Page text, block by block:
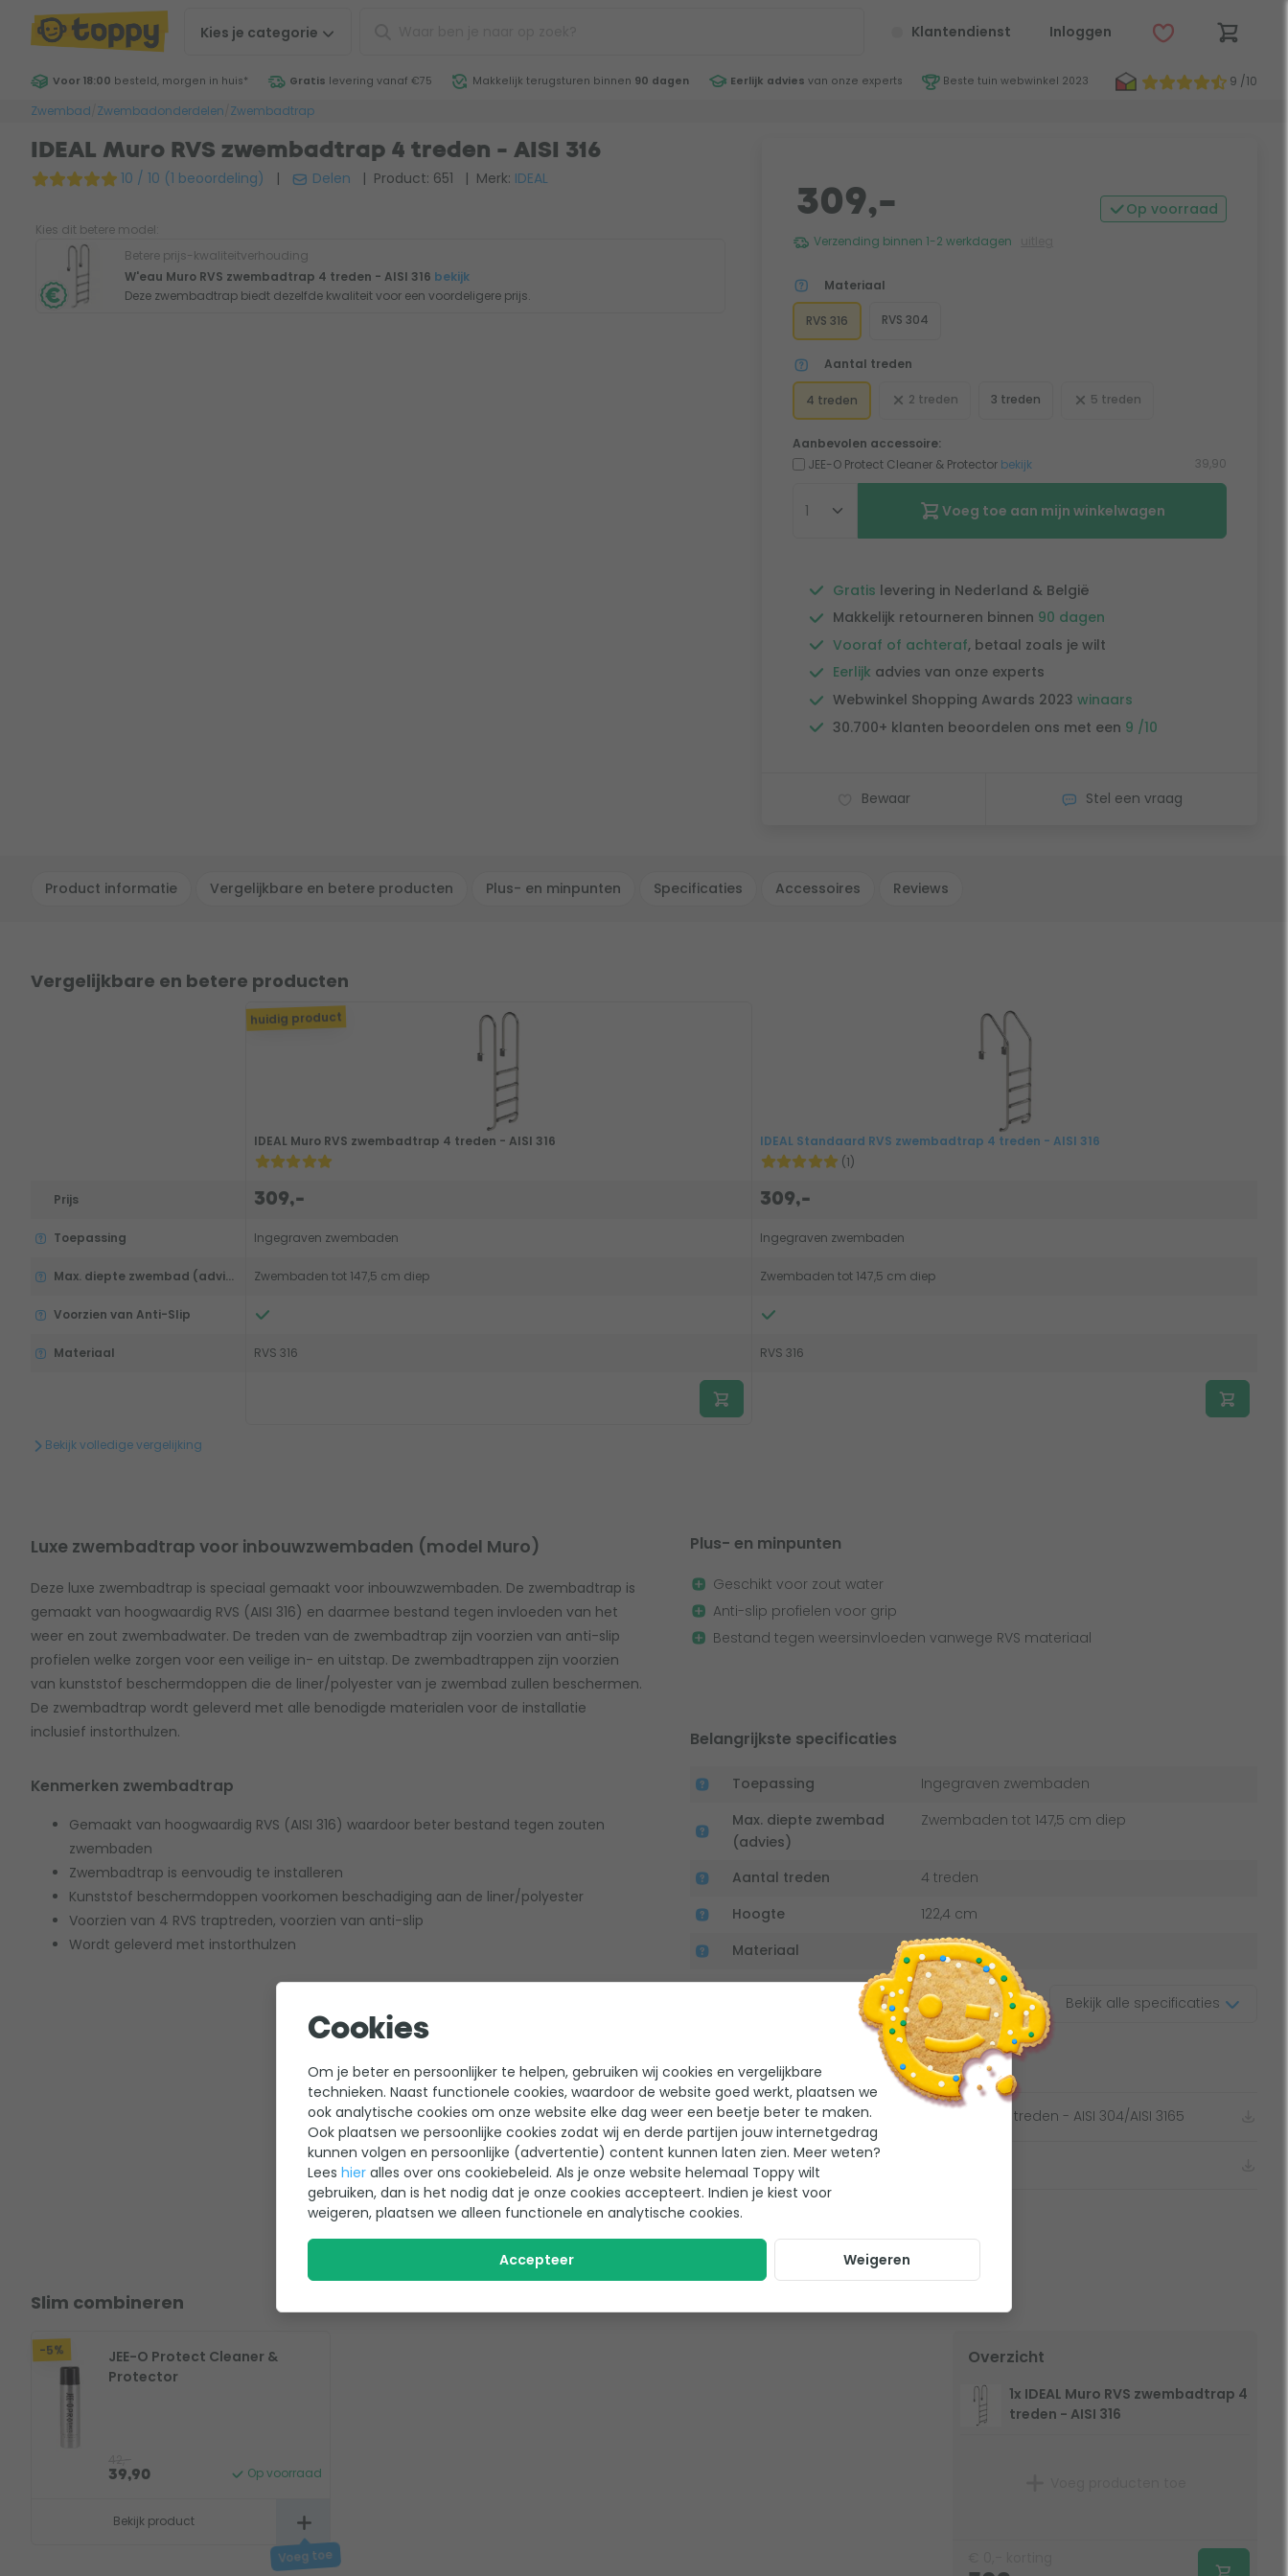
Kies je categorie Klantendienst Inloggen
Voor 18:00 besteld, morgen in huis* Gratis levering vanaf €75 Makkelijk terugsturen binnen 90 dagen Eerlijk advies van onze experts Beste tuin webwinkel 2023
9 /10
Zwembad Zwembadonderdelen Zwembadtrap
IDEAL Muro RVS zwembadtrap 4 treden - AISI 316
10 / 10 (1 beoordeling) | Delen | Product: 651 | Merk: IDEAL
Kies dit betere model:
Betere prijs-kwaliteitverhouding
W'eau Muro RVS zwembadtrap 4 treden - AISI 316 bekijk
Deze zwembadtrap biedt dezelfde kwaliteit voor een voordeligere prijs.
309,- Op voorraad
Verzending binnen 1-2 werkdagen
Materiaal
RVS 316 RVS 304
Aantal treden
4 treden 2 treden 3 treden 5 treden
Aanbevolen accessoire:
JEE-O Protect Cleaner & Protector bekijk 39,90
Voeg toe aan mijn winkelwagen
Gratis levering in Nederland & België
Makkelijk retourneren binnen 90 dagen
Vooraf of achteraf, betaal zoals je wilt
Eerlijk advies van onze experts
Webwinkel Shopping Awards 2023 winaars
30.700+ klanten beoordelen ons met een 9 /10
Bewaar Stel een vraag
Product informatie Vergelijkbare en betere producten Plus- en minpunten Specificaties Accessoires Reviews
Vergelijkbare en betere producten
Prijs
Toepassing
Max. diepte zwembad (advies)
Voorzien van Anti-Slip
Materiaal
huidig product
IDEAL Muro RVS zwembadtrap 4 treden - AISI 316
309,-
Ingegraven zwembaden
Zwembaden tot 147,5 cm diep
RVS 316
IDEAL Standaard RVS zwembadtrap 4 treden - AISI 316
(1)
309,-
Ingegraven zwembaden
Zwembaden tot 147,5 cm diep
RVS 316
Bekijk volledige vergelijking
Luxe zwembadtrap voor inbouwzwembaden (model Muro)
Deze luxe zwembadtrap is speciaal gemaakt voor inbouwzwembaden. De zwembadtrap is
gemaakt van hoogwaardig RVS (AISI 316) en daarmee bestand tegen invloeden van het
weer en zout zwembadwater. De treden van de zwembadtrap zijn voorzien van anti-slip
profielen welke zorgen voor een veilige in- en uitstap. De zwembadtrappen zijn voorzien
van kunststof beschermdoppen die de liner/polyester van je zwembad zullen beschermen.
De zwembadtrap wordt geleverd met alle benodigde materialen voor de installatie
inclusief instorthulzen.
Kenmerken zwembadtrap
Gemaakt van hoogwaardig RVS (AISI 316) waardoor beter bestand tegen zouten
zwembaden
Zwembadtrap is eenvoudig te installeren
Kunststof beschermdoppen voorkomen beschadiging aan de liner/polyester
Voorzien van 4 RVS traptreden, voorzien van anti-slip
Wordt geleverd met instorthulzen
Plus- en minpunten
Geschikt voor zout water
Anti-slip profielen voor grip
Bestand tegen weersinvloeden vanwege RVS materiaal
Belangrijkste specificaties
Toepassing
Ingegraven zwembaden
Max. diepte zwembad
(advies)
Zwembaden tot 147,5 cm diep
Aantal treden
4 treden
Hoogte
122,4 cm
Materiaal
RVS 316
Bekijk alle specificaties
Handleiding en documenten
Handleiding IDEAL Muro RVS zwembadtrap 4 treden - AISI 304/AISI 3165
Handleiding IDEAL Muro zwembadtrap serie
Slim combineren
-5%
JEE-O Protect Cleaner &
Protector
39,90 Op voorraad
Bekijk product
Overzicht
1x IDEAL Muro RVS zwembadtrap 4
treden - AISI 316
Cookies
Om je beter en persoonlijker te helpen, gebruiken wij cookies en vergelijkbare
technieken. Naast functionele cookies, waardoor de website goed werkt, plaatsen we
ook analytische cookies om onze website elke dag weer een beetje beter te maken.
Ook plaatsen we persoonlijke cookies zodat wij en derde partijen jouw internetgedrag
kunnen volgen en persoonlijke (advertentie) content kunnen laten zien. Meer weten?
Lees hier alles over ons cookiebeleid. Als je onze website helemaal Toppy wilt
gebruiken, dan is het nodig dat je onze cookies accepteert. Indien je kiest voor
weigeren, plaatsen we alleen functionele en analytische cookies.
Accepteer Weigeren